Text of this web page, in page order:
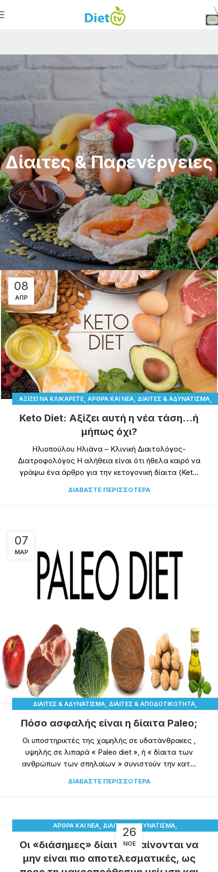
Δίαιτες & Παρενέργειες
08
ΑΠΡ
ΑΞΊΖΕΙ ΝΑ ΚΛΙΚΑΡΕΤΕ, ΆΡΘΡΑ ΚΑΙ ΝΈΑ, ΔΊΑΙΤΕΣ & ΑΔΥΝΆΤΙΣΜΑ,
ΔΙΆΣΗΜΕΣ ΔΊΑΙΤΕΣ
Keto Diet: Αξίζει αυτή η νέα τάση…ή
μήπως όχι?
Ηλιοπούλου Ηλιάνα – Κλινική Διαιτολόγος-
Διατροφολόγος Η αλήθεια είναι ότι ήθελα καιρό να
γράψω ένα άρθρο για την κετογονική δίαιτα (Ket...
ΔΙΑΒΆΣΤΕ ΠΕΡΙΣΣΌΤΕΡΑ
07
ΜΑΡ
ΔΊΑΙΤΕΣ & ΑΔΥΝΆΤΙΣΜΑ, ΔΊΑΙΤΕΣ & ΑΠΟΔΟΤΙΚΌΤΗΤΑ,
ΤΟ DIETTV ΠΡΟΤΕΊΝΕΙ,ΥΓΕΊΑ
Πόσο ασφαλής είναι η δίαιτα Paleo;
Οι υποστηρικτές της χαμηλής σε υδατάνθρακες ,
υψηλής σε λιπαρά « Paleo diet », ή « δίαιτα των
ανθρώπων των σπηλαίων » συνιστούν την κατ...
ΔΙΑΒΆΣΤΕ ΠΕΡΙΣΣΌΤΕΡΑ
26
ΝΟΈ
ΆΡΘΡΑ ΚΑΙ ΝΈΑ, ΔΊΑΙΤΕΣ & ΑΔΥΝΆΤΙΣΜΑ,
ΔΊΑΙΤΕΣ & ΠΑΡΕΝΈΡΓΕΙΕΣ
ΔΙΆΣΗΜΕΣ ΔΊΑΙΤΕΣ,ΕΠΙΣΤΗΜΟΝΙΚΈΣ ΑΠΌΨΕΙΣ!
Οι «διάσημες» δίαιτες φαίνονται να
μην είναι πιο αποτελεσματικές, ως